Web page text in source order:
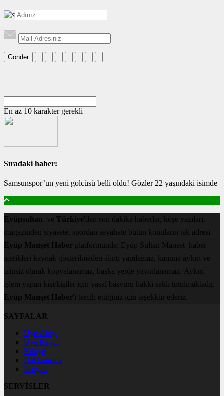
Gönder
En az 10 karakter gerekli
Sıradaki haber:
Samsunspor’un yeni golcüsü belli oldu! Gözler 22 yaşındaki isimde
Eyüpsultan ve Türkiye'den son dakika haberler, köşe yazıları,
magazinden siyasete, spordan seyahate bütün konuların tek adresi
Eyüp Manşet Haber platformunda; Eyüp Sultan Manşet haber
içerikleri kaynak gösterilmeden alıntı yapılamaz, kanuna aykırı ve
izinsiz olarak kopyalanamaz, başka yerde yayınlanamaz. Aykırı
işlem yapan kişi/kişiler için yasal başvuru hakkı saklı tutulmaktadır.
Eyüp Manşet Haber'i tercih ettiğiniz için teşekkür ederiz.
SAYFALAR
Üye Girişi
Üye Kaydı
Künye
Hakkımızda
İletişim
SERVİSLER